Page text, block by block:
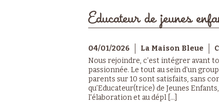
Educateur de jeunes
04/01/2026 La Maison Bleue
Nous rejoindre, c’est intégrer avant
passionnée. Le tout au sein d’un
parents sur 10 sont satisfaits, sans
qu’Educateur(trice) de Jeunes
l'élaboration et au dépl [...]